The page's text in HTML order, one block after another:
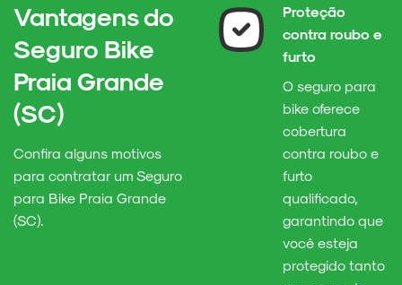
Vantagens do
Seguro Bike
Praia Grande
(SC)
Confira alguns motivos
para contratar um Seguro
para Bike Praia Grande
(SC).
Proteção
contra roubo e
furto
O seguro para
bike oferece
cobertura
contra roubo e
furto
qualificado,
garantindo que
você esteja
protegido tanto